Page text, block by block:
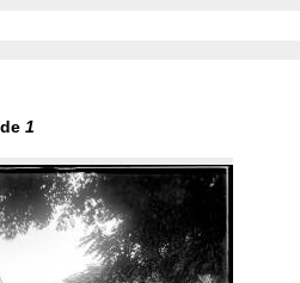
de 1